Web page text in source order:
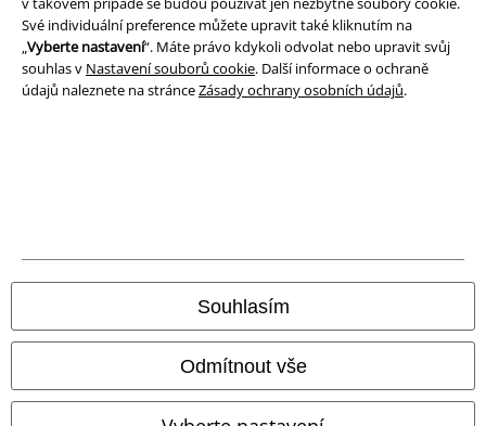
Své individuální preference můžete upravit také kliknutím na
„Vyberte nastavení“. Máte právo kdykoli odvolat nebo upravit svůj
souhlas v Nastavení souborů cookie. Další informace o ochraně
údajů naleznete na stránceZásady ochrany osobních údajů.
Souhlasím
Odmítnout vše
Podmínky
Prohlášení
Informace o přístupnosti
Všechny ceny jsou včetně DPH, bezpoštovného a balného